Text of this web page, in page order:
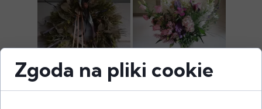
Zgoda na pliki cookie